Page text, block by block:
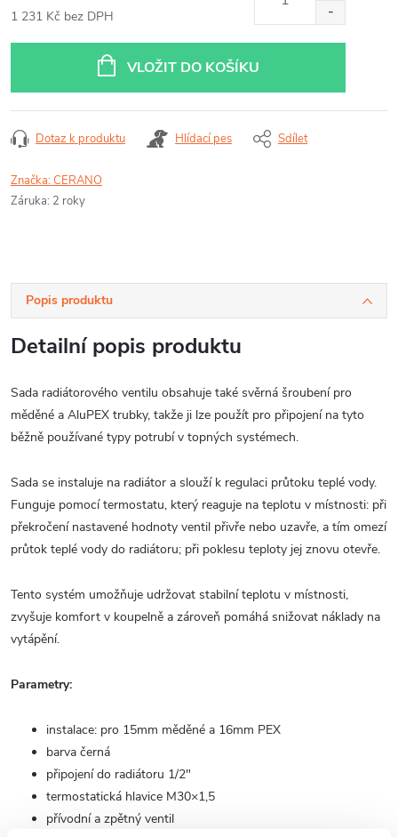
1 231 Kč bez DPH
VLOŽIT DO KOŠÍKU
Dotaz k produktu Hlídací pes Sdílet
Značka:CERANO
Záruka: 2 roky
Popis produktu
Detailní popis produktu
Sada radiátorového ventilu obsahuje také svěrná šroubení pro
měděné a AluPEX trubky, takže ji lze použít pro připojení na tyto
běžně používané typy potrubí v topných systémech.
Sada se instaluje na radiátor a slouží k regulaci průtoku teplé vody.
Funguje pomocí termostatu, který reaguje na teplotu v místnosti: při
překročení nastavené hodnoty ventil přivře nebo uzavře, a tím omezí
průtok teplé vody do radiátoru; při poklesu teploty jej znovu otevře.
Tento systém umožňuje udržovat stabilní teplotu v místnosti,
zvyšuje komfort v koupelně a zároveň pomáhá snižovat náklady na
vytápění.
Parametry:
instalace: pro 15mm měděné a 16mm PEX
barva černá
připojení do radiátoru 1/2"
termostatická hlavice M30×1,5
přívodní a zpětný ventil